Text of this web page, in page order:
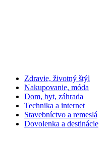
Zdravie, životný štýl
Nakupovanie, móda
Dom, byt, záhrada
Technika a internet
Stavebníctvo a remeslá
Dovolenka a destinácie